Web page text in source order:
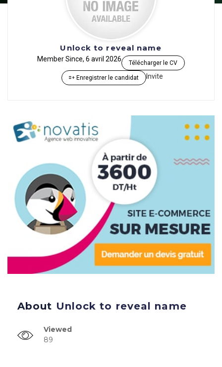
Unlock to reveal name
Member Since, 6 avril 2026 Télécharger le CV
Enregistrer le candidat Invite
About Unlock to reveal name
Viewed
89